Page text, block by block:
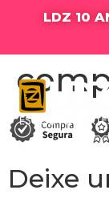
LDZ 10
Deixe